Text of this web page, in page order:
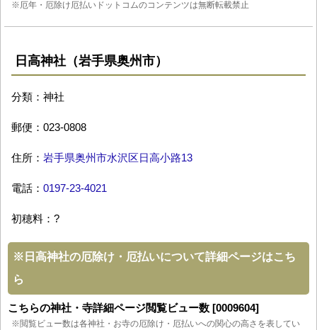
※厄年・厄除け厄払いドットコムのコンテンツは無断転載禁止
日高神社（岩手県奥州市）
分類：神社
郵便：023-0808
住所： 岩手県奥州市水沢区日高小路13
電話： 0197-23-4021
初穂料：?
※ 日高神社の厄除け・厄払いについて詳細ページはこち
ら
こちらの神社・寺詳細ページ閲覧ビュー数 [0009604]
※閲覧ビュー数は各神社・お寺の厄除け・厄払いへの関心の高さを表してい